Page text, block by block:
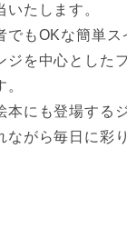
たします。
もOKな簡単ス
ジを中心とした
本にも登場する
ながら毎日に彩